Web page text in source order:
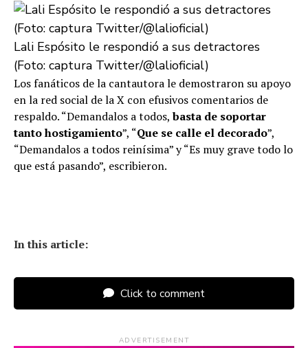
Lali Espósito le respondió a sus detractores
(Foto: captura Twitter/@lalioficial)
Los fanáticos de la cantautora le demostraron su apoyo
en la red social de la X con efusivos comentarios de
respaldo. “Demandalos a todos,basta de soportar
tanto hostigamiento”, “Que se calle el decorado”,
“Demandalos a todos reinísima” y “Es muy grave todo lo
que está pasando”, escribieron.
In this article:
Click to comment
ADVERTISEMENT